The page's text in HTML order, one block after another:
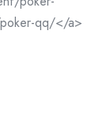
qq/</a>